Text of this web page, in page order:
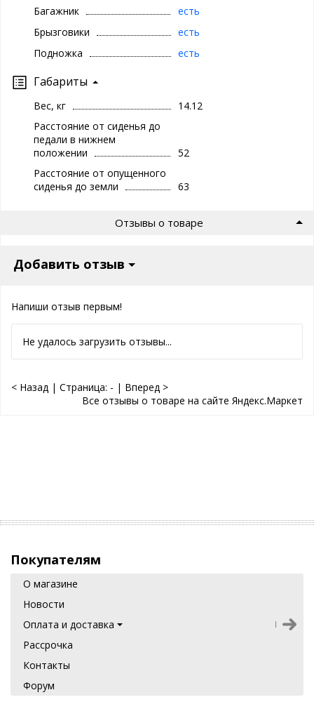
Багажник
есть
Брызговики
есть
Подножка
есть
Габариты
Вес, кг
14.12
Расстояние от сиденья до
педали в нижнем
положении
52
Расстояние от опущенного
сиденья до земли
63
Отзывы о товаре
Добавить отзыв
Напиши отзыв первым!
Не удалось загрузить отзывы...
< Назад | Страница: - | Вперед >
Все отзывы о товаре на сайте Яндекс.Маркет
Покупателям
О магазине
Новости
Оплата и доставка
Рассрочка
Контакты
Форум